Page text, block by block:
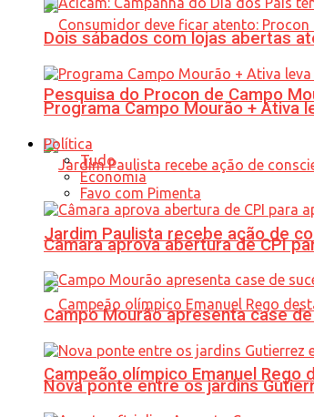
Pesquisa do Procon de Campo
Jardim Paulista recebe ação de
Campeão olímpico Emanuel
Dois sábados com lojas abertas
Programa Campo Mourão + Ativa
Política
Tudo
Economia
Favo com Pimenta
Câmara aprova abertura de CPI
Campo Mourão apresenta case
Nova ponte entre os jardins